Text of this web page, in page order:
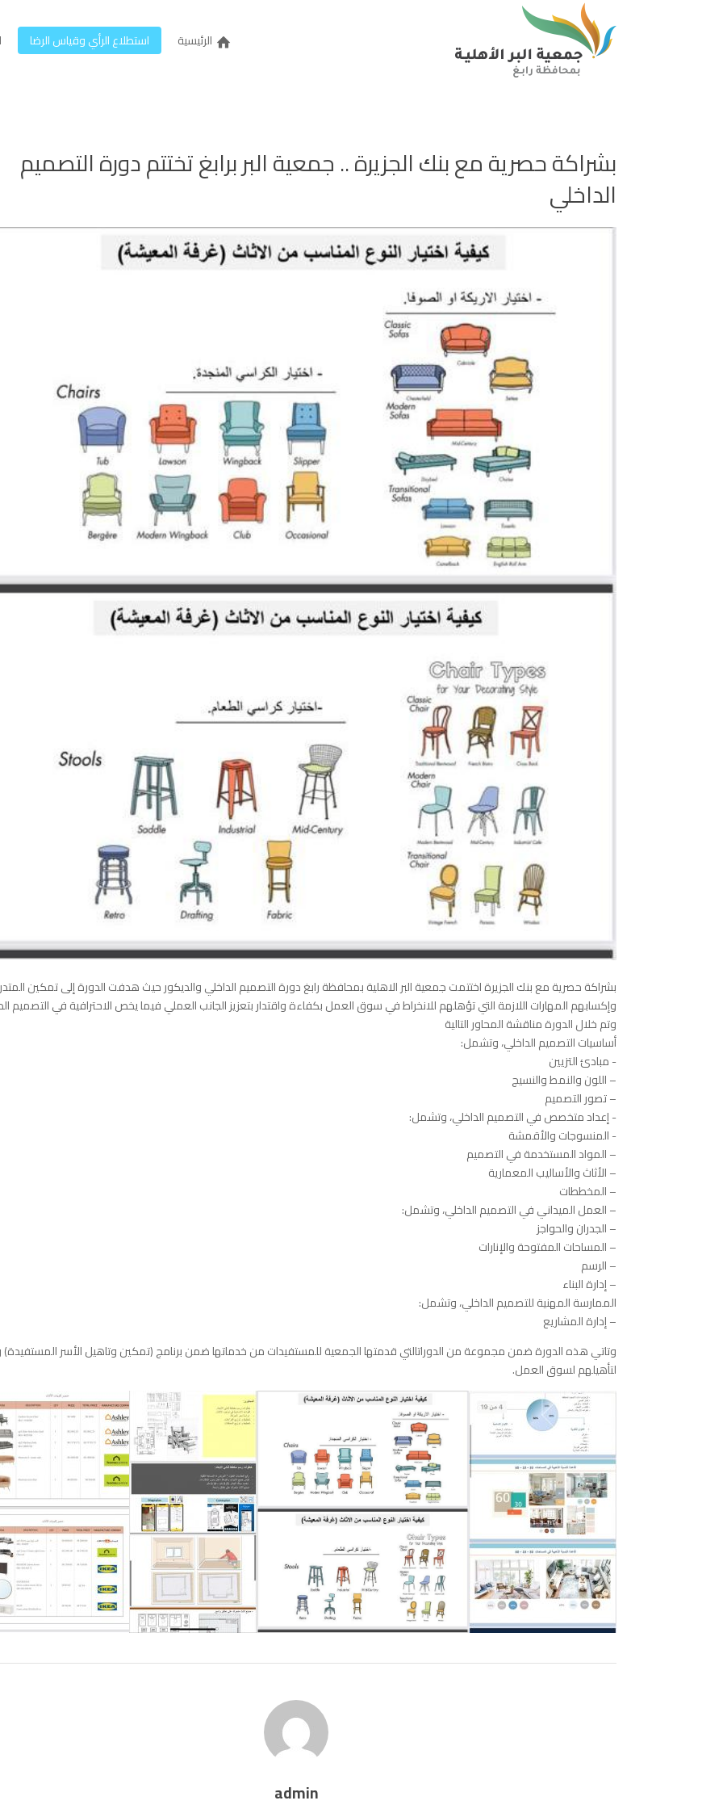
الرئيسية استطلاع الرأي وقياس الرضا
بشراكة حصرية مع بنك الجزيرة .. جمعية البر برابغ تختتم دورة التصميم
الداخلي
بشراكة حصرية مع بنك الجزيرة اختتمت جمعية البر الاهلية بمحافظة رابغ دورة التصميم الداخلي والديكور حيث هدفت الدورة إلى تمكين
وإكسابهم المهارات اللازمة التي تؤهلهم للانخراط في سوق العمل بكفاءة واقتدار بتعزيز الجانب العملي فيما يخص الاحترافية في التصميم
وتم خلال الدورة مناقشة المحاور التالية
أساسيات التصميم الداخلي، وتشمل:
​- مبادئ التزيين
– اللون والنمط والنسيج
– تصور التصميم
​​​- إعداد متخصص في التصميم الداخلي، وتشمل:
​- المنسوجات والأقمشة
– المواد المستخدمة في التصميم
– الأثاث والأساليب المعمارية
– المخططات
– ​العمل الميداني في التصميم الداخلي، وتشمل:
– ​​​​الجدران والحواجز
– المساحات المفتوحة والإنارات
– الرسم
– إدارة البناء
الممارسة المهنية للتصميم الداخلي، وتشمل:
– ​​إدارة المشاريع​
وتاتي هذه الدورة ضمن مجموعة من الدوراتالتي قدمتها الجمعية للمستفيدات من خدماتها ضمن برنامج (تمكين وتاهيل الأسر
لتأهيلهم لسوق العمل.
admin